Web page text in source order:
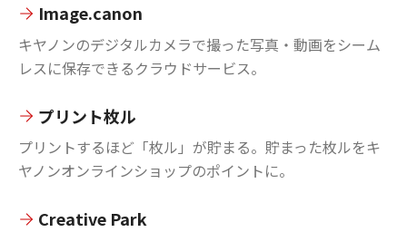
Image.canon
キヤノンのデジタルカメラで撮った写真・動画をシーム
レスに保存できるクラウドサービス。
プリント枚ル
プリントするほど「枚ル」が貯まる。貯まった枚ルをキ
ヤノンオンラインショップのポイントに。
Creative Park